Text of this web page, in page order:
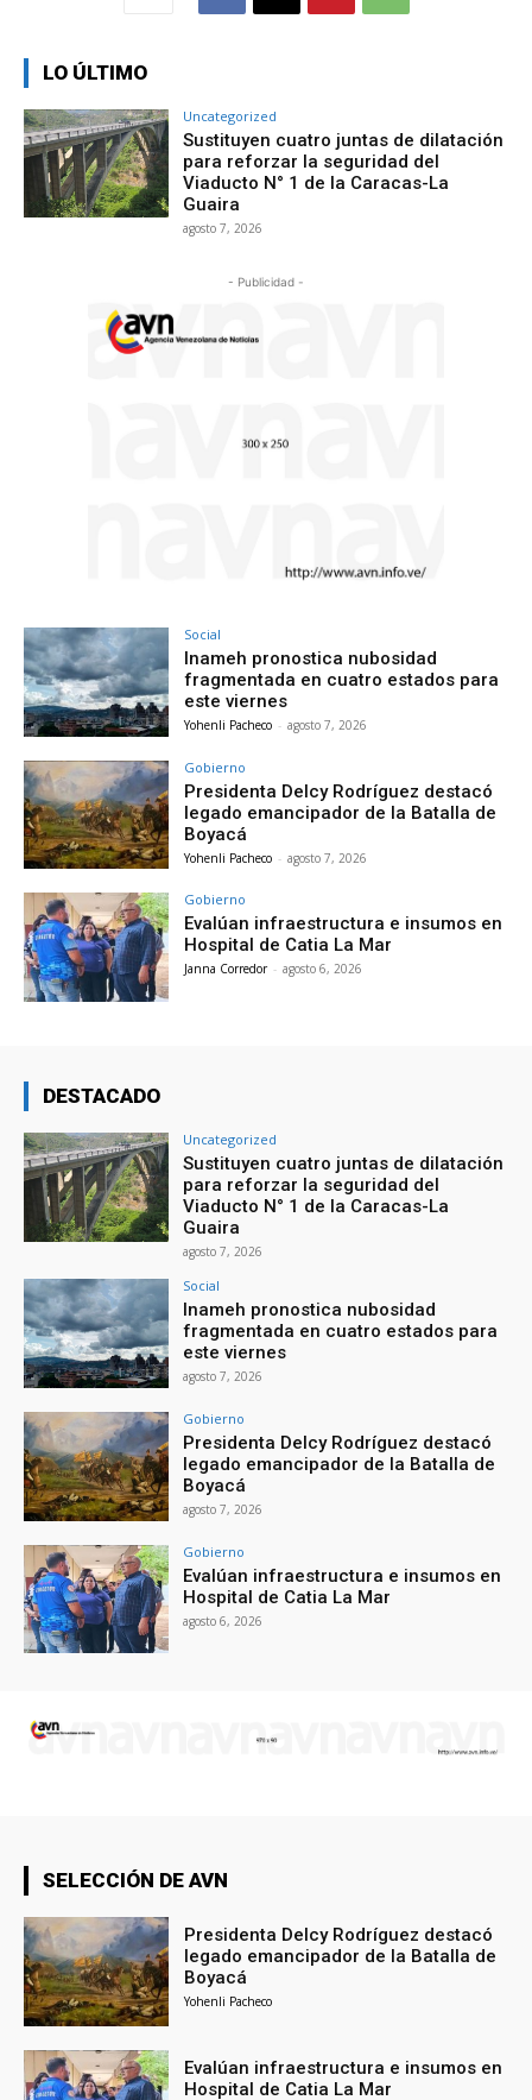
LO ÚLTIMO
Uncategorized
Sustituyen cuatro juntas de dilatación
para reforzar la seguridad del
Viaducto N° 1 de la Caracas-La
Guaira
agosto 7, 2026
- Publicidad -
Social
Inameh pronostica nubosidad
fragmentada en cuatro estados para
este viernes
Yohenli Pacheco - agosto 7, 2026
Gobierno
Presidenta Delcy Rodríguez destacó
legado emancipador de la Batalla de
Boyacá
Yohenli Pacheco - agosto 7, 2026
Gobierno
Evalúan infraestructura e insumos en
Hospital de Catia La Mar
Janna Corredor - agosto 6, 2026
DESTACADO
Uncategorized
Sustituyen cuatro juntas de dilatación
para reforzar la seguridad del
Viaducto N° 1 de la Caracas-La
Guaira
agosto 7, 2026
Social
Inameh pronostica nubosidad
fragmentada en cuatro estados para
este viernes
agosto 7, 2026
Gobierno
Presidenta Delcy Rodríguez destacó
legado emancipador de la Batalla de
Boyacá
agosto 7, 2026
Gobierno
Evalúan infraestructura e insumos en
Hospital de Catia La Mar
agosto 6, 2026
SELECCIÓN DE AVN
Presidenta Delcy Rodríguez destacó
legado emancipador de la Batalla de
Boyacá
Yohenli Pacheco
Evalúan infraestructura e insumos en
Hospital de Catia La Mar